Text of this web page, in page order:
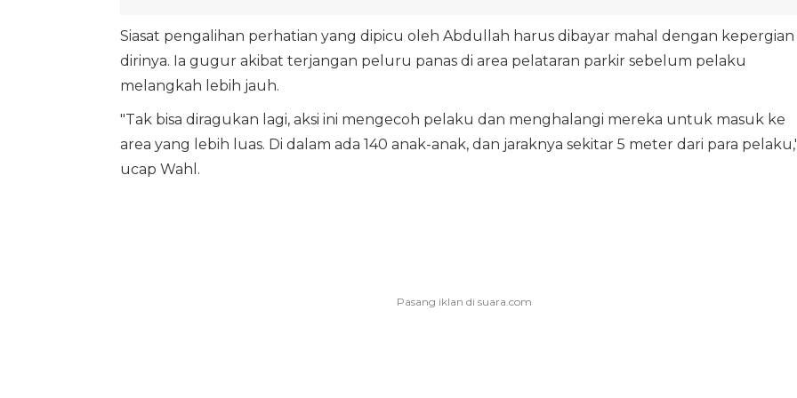
Siasat pengalihan perhatian yang dipicu oleh Abdullah harus dibayar mahal dengan kepergian
dirinya. Ia gugur akibat terjangan peluru panas di area pelataran parkir sebelum pelaku
melangkah lebih jauh.
"Tak bisa diragukan lagi, aksi ini mengecoh pelaku dan menghalangi mereka untuk masuk ke
area yang lebih luas. Di dalam ada 140 anak-anak, dan jaraknya sekitar 5 meter dari para
ucap Wahl.